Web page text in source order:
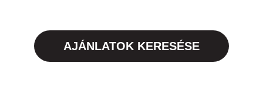
AJÁNLATOK KERESÉSE